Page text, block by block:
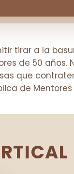
tirar a la
de 50 años.
que
de